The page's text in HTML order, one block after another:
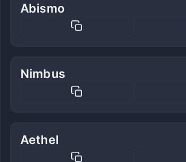
Abismo
Nimbus
Aethel